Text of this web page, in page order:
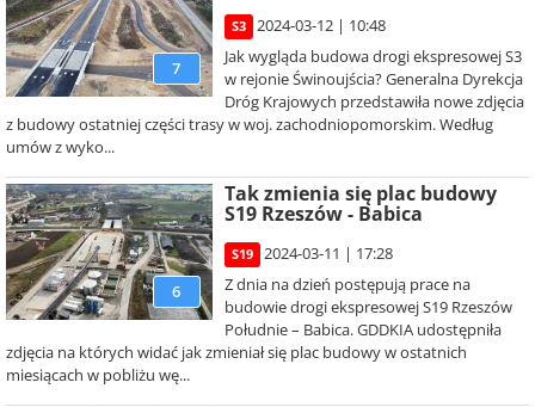
7
S3
2024-03-12 | 10:48
Jak wygląda budowa drogi ekspresowej S3
w rejonie Świnoujścia? Generalna Dyrekcja
Dróg Krajowych przedstawiła nowe zdjęcia
z budowy ostatniej części trasy w woj. zachodniopomorskim. Według
umów z wyko...
6
Tak zmienia się plac budowy
S19 Rzeszów - Babica
S19
2024-03-11 | 17:28
Z dnia na dzień postępują prace na
budowie drogi ekspresowej S19 Rzeszów
Południe – Babica. GDDKIA udostępniła
zdjęcia na których widać jak zmieniał się plac budowy w ostatnich
miesiącach w pobliżu wę...